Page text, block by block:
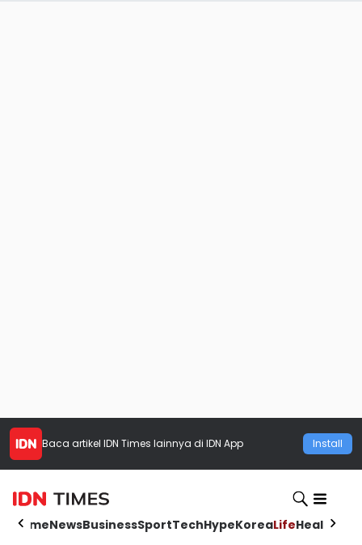
Baca artikel IDN Times lainnya di IDN App Install
HomeNewsBusinessSportTechHypeKoreaLifeHealth